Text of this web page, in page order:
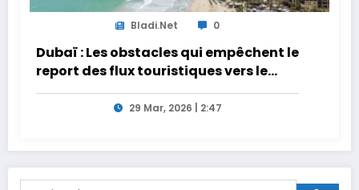
Bladi.net 0
Dubaï : Les obstacles qui empêchent le
report des flux touristiques vers le
Maroc
29 Mar, 2026 | 2:47